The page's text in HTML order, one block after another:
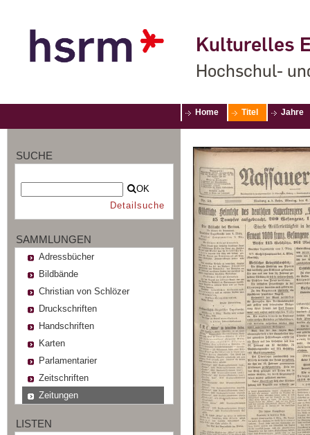
Kulturelles
Hochschul-
Home Titel Jahre
SUCHE
OK
Detailsuche
SAMMLUNGEN
Adressbücher
Bildbände
Christian von Schlözer
Druckschriften
Handschriften
Karten
Parlamentarier
Zeitschriften
Zeitungen
LISTEN